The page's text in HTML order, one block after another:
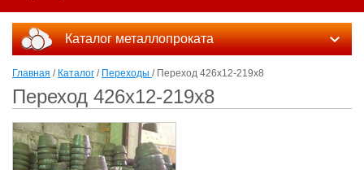
Каталог металлопроката
Главная / Каталог / Переходы / Переход 426х12-219х8
Переход 426х12-219х8